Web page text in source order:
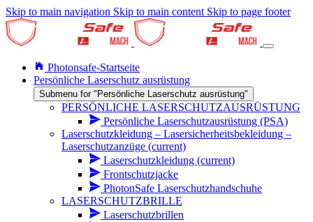
Skip to main navigation Skip to main content Skip to page footer
Photonsafe-Startseite
Persönliche Laserschutz ausrüstung
Submenu for "Persönliche Laserschutz ausrüstung"
PERSÖNLICHE LASERSCHUTZAUSRÜSTUNG
Persönliche Laserschutzausrüstung (PSA)
Laserschutzkleidung – Lasersicherheitsbekleidung –
Laserschutzanzüge (current)
Laserschutzkleidung (current)
Frontschutzjacke
PhotonSafe Laserschutzhandschuhe
LASERSCHUTZBRILLE
Laserschutzbrillen